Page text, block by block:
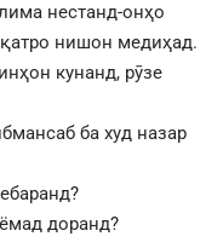
нестанд-онҳо
нишон медиҳад.
кунанд, рӯзе
ба худ назар
доранд?